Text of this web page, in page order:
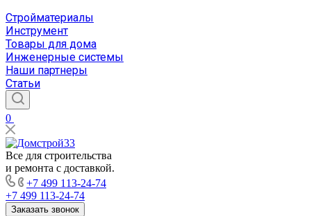
Стройматериалы
Инструмент
Товары для дома
Инженерные системы
Наши партнеры
Статьи
0
Все для строительства
и ремонта с доставкой.
+7 499 113-24-74
+7 499 113-24-74
Заказать звонок